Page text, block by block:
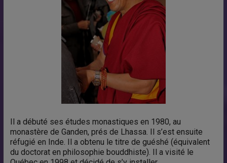
Il a débuté ses études monastiques en 1980, au
monastère de Ganden, prés de Lhassa. Il s’est ensuite
réfugié en Inde. Il a obtenu le titre de guéshé (équivalent
du doctorat en philosophie bouddhiste). Il a visité le